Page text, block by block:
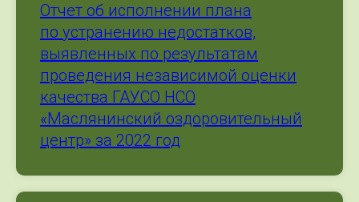
Отчет об исполнении плана
по устранению недостатков,
выявленных по результатам
проведения независимой оценки
качества ГАУСО НСО
«Маслянинский оздоровительный
центр» за 2022 год